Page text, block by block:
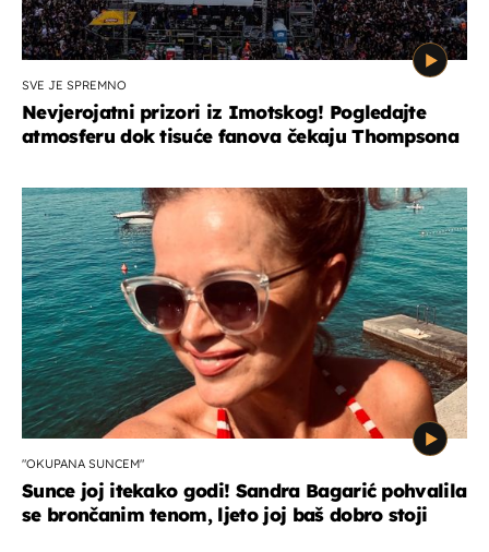
SVE JE SPREMNO
Nevjerojatni prizori iz Imotskog! Pogledajte
atmosferu dok tisuće fanova čekaju Thompsona
"OKUPANA SUNCEM"
Sunce joj itekako godi! Sandra Bagarić pohvalila
se brončanim tenom, ljeto joj baš dobro stoji